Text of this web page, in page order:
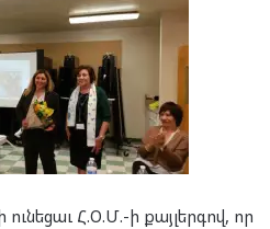
Հ.Օ.Մ.-ի քայլերգով, որ